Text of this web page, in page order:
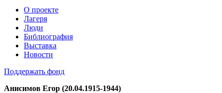
О проекте
Лагеря
Люди
Библиография
Выставка
Новости
Поддержать фонд
Анисимов Егор (20.04.1915-1944)